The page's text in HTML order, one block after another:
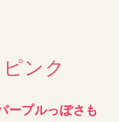
ンク
ープルっぽさも